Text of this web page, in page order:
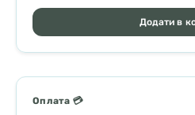
Додати в
Оплата 💳